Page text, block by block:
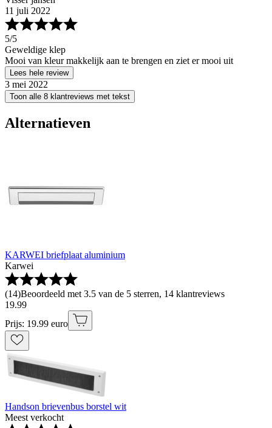
11 juli 2022
5/5
Geweldige klep
Mooi van kleur makkelijk aan te brengen en ziet er mooi uit
Lees hele review
3 mei 2022
Toon alle 8 klantreviews met tekst
Alternatieven
KARWEI briefplaat aluminium
Karwei
(14)Beoordeeld met 3.5 van de 5 sterren, 14 klantreviews
19.99
Prijs: 19.99 euro
Handson brievenbus borstel wit
Meest verkocht